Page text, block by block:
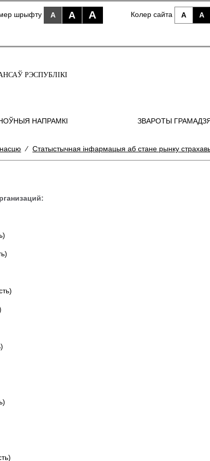
шрыфту A A A Колер сайта A A
РЭСПУБЛІКІ
НАПРАМКI ЗВАРОТЫ
⁄ Статыстычная інфармацыя аб стане рынку